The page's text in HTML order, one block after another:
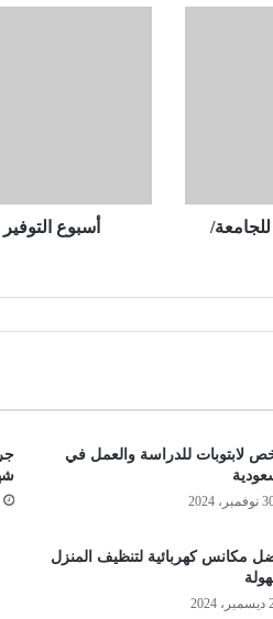
أفضل أنواع اللاب توب واسعارها 2023 للجامعة/
أسبوع
لابتوبات للدراسة والعمل في
2024
مكانس كهربائية لتنظيف المنزل
2024